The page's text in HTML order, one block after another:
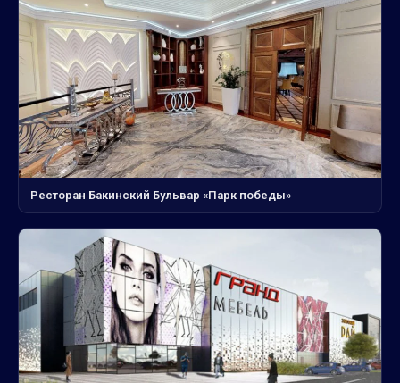
Ресторан Бакинский Бульвар «Парк победы»